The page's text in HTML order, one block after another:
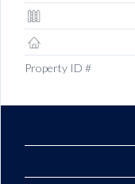
Property ID #